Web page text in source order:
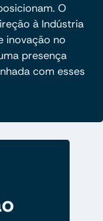
O
à Indústria
inovação no
presença
com esses